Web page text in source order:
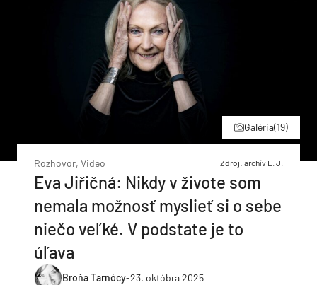
Galéria(19)
Rozhovor, Video Zdroj: archív E. J.
Eva Jiřičná: Nikdy v živote som
nemala možnosť myslieť si o sebe
niečo veľké. V podstate je to
úľava
Broňa Tarnócy-23. októbra 2025